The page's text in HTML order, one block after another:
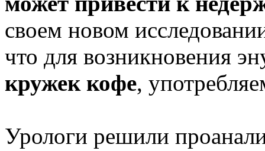
своем новом
что для возникновения
кружек кофе,
Урологи решили